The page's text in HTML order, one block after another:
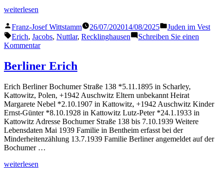
„Jacobs
weiterlesen
Veröffentlicht
von
Franz-Josef Wittstamm 26/07/202014/08/2025
Veröffentlicht
in
Juden im Vest
Schlagwörter:
Erich, Jacobs, Nuttlar, Recklinghausen
Schreiben Sie einen
Kommentarzu
Erich
Berliner Erich
Erich Berliner Bochumer Straße 138 *5.11.1895 in Scharley,
Kattowitz, Polen, +1942 Auschwitz Eltern unbekannt Heirat
Margarete Nebel *2.10.1907 in Kattowitz, +1942 Auschwitz Kinder
Ernst-Günter *8.10.1928 in Kattowitz Lutz-Peter *24.1.1933 in
Kattowitz Adresse Bochumer Straße 138 bis 7.10.1939 Weitere
Lebensdaten Mai 1939 Familie in Bentheim erfasst bei der
Minderheitenzählung 13.7.1939 Familie Berliner angemeldet auf der
Bochumer …
„Berliner
weiterlesen